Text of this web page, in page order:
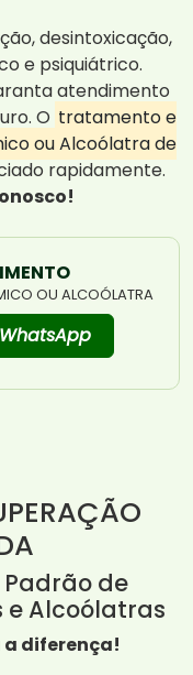
desintoxicação,
e psiquiátrico.
atendimento
O tratamento e
ou Alcoólatra de
rapidamente.
OU ALCOÓLATRA
de
e Alcoólatras
a diferença!